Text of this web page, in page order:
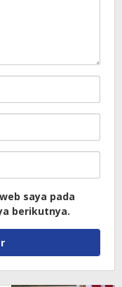
saya pada
berikutnya.